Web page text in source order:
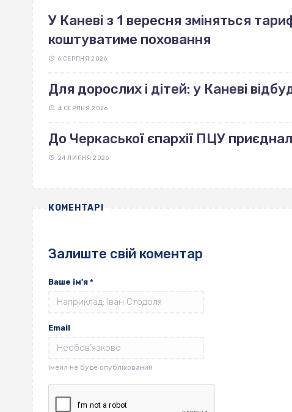
У Каневі з 1 вересня зміняться
коштуватиме поховання
6 СЕРПНЯ 2026
Для дорослих і дітей: у Каневі
4 СЕРПНЯ 2026
До Черкаської єпархії ПЦУ
24 ЛИПНЯ 2026
КОМЕНТАРІ
Залиште свій коментар
Ваше ім'я *
Email